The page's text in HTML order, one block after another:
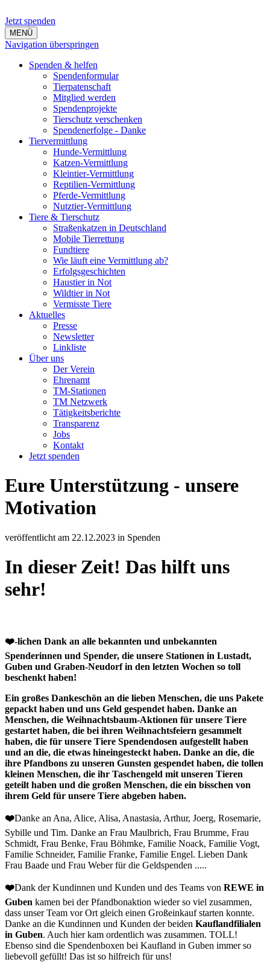
Jetzt spenden
MENÜ
Navigation überspringen
Spenden & helfen
Spendenformular
Tierpatenschaft
Mitglied werden
Spendenprojekte
Tierschutz verschenken
Spendenerfolge - Danke
Tiervermittlung
Hunde-Vermittlung
Katzen-Vermittlung
Kleintier-Vermittlung
Reptilien-Vermittlung
Pferde-Vermittlung
Nutztier-Vermittlung
Tiere & Tierschutz
Straßenkatzen in Deutschland
Mobile Tierrettung
Fundtiere
Wie läuft eine Vermittlung ab?
Erfolgsgeschichten
Haustier in Not
Wildtier in Not
Vermisste Tiere
Aktuelles
Presse
Newsletter
Linkliste
Über uns
Der Verein
Ehrenamt
TM-Stationen
TM Netzwerk
Tätigkeitsberichte
Transparenz
Jobs
Kontakt
Jetzt spenden
Eure Unterstützung - unsere
Motivation
veröffentlicht am 22.12.2023 in Spenden
In dieser Zeit! Das hilft uns
sehr!
❤️-lichen Dank an alle bekannten und unbekannten
Spenderinnen und Spender, die unsere Stationen in Lustadt,
Guben und Graben-Neudorf in den letzten Wochen so toll
beschenkt haben!
Ein großes Dankeschön an die lieben Menschen, die uns Pakete
gepackt haben und uns Geld gespendet haben. Danke an
Menschen, die Weihnachtsbaum-Aktionen für unsere Tiere
gestartet haben, die bei ihren Weihnachtsfeiern gesammelt
haben, die für unsere Tiere Spendendosen aufgestellt haben
und an die, die etwas hineingesteckt haben. Danke an die, die
ihre Pfandbons zu unseren Gunsten gespendet haben, die tollen
kleinen Menschen, die ihr Taschengeld mit unseren Tieren
geteilt haben und die großen Menschen, die ein bisschen von
ihrem Geld für unsere Tiere abgeben haben.
❤️Danke an Ana, Alice, Alisa, Anastasia, Arthur, Joerg, Rosemarie,
Sybille und Tim. Danke an Frau Maulbrich, Frau Brumme, Frau
Schmidt, Frau Benke, Frau Böhmke, Familie Noack, Familie Vogt,
Familie Schneider, Familie Franke, Familie Engel. Lieben Dank
Frau Baade und Frau Weber für die Geldspenden .....
❤️Dank der Kundinnen und Kunden und des Teams von REWE in
Guben kamen bei der Pfandbonaktion wieder so viel zusammen,
dass unser Team vor Ort gleich einen Großeinkauf starten konnte.
Danke an die Kundinnen und Kunden der beiden Kauflandfilialen
in Guben. Auch hier kam ordentlich was zusammen. TOLL!
Ebenso sind die Spendenboxen bei Kaufland in Guben immer so
liebevoll gefüllt! Das ist so hilfreich für uns!